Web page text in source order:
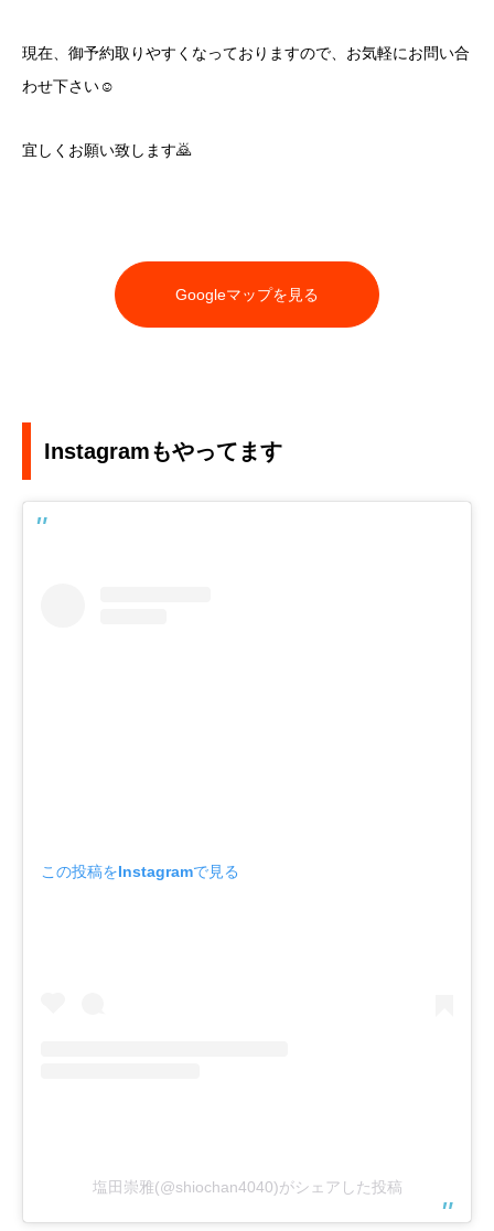
現在、御予約取りやすくなっておりますので、お気軽にお問い合
わせ下さい☺️
宜しくお願い致します🙇
Googleマップを見る
Instagramもやってます
この投稿をInstagramで見る
塩田崇雅(@shiochan4040)がシェアした投稿